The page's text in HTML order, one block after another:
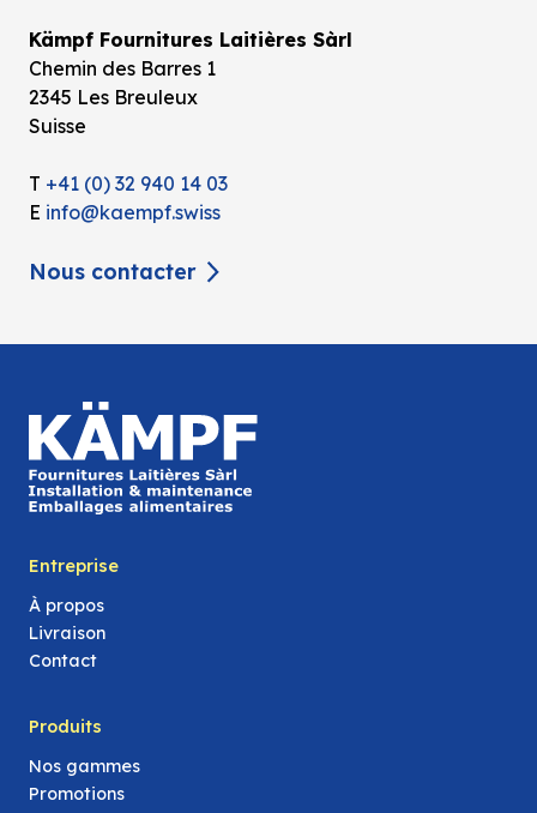
Kämpf Fournitures Laitières Sàrl
Chemin des Barres 1
2345 Les Breuleux
Suisse
T +41 (0) 32 940 14 03
E info@kaempf.swiss
Nous contacter
Entreprise
À propos
Livraison
Contact
Produits
Nos gammes
Promotions